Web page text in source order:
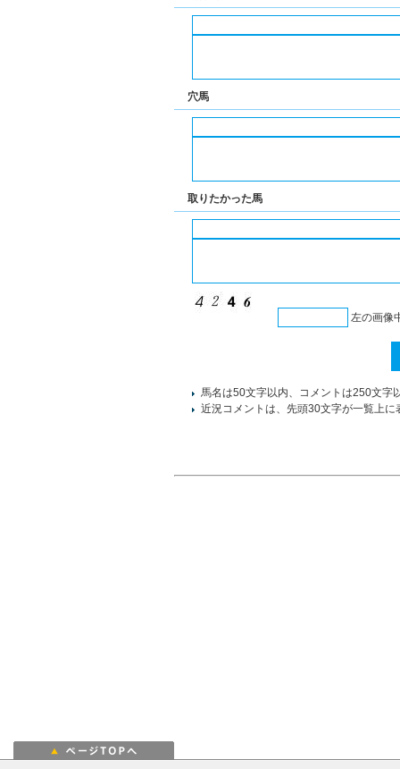
穴馬
取りたかった馬
左の画像
馬名は50文字以内、コメントは250文字
近況コメントは、先頭30文字が一覧上に